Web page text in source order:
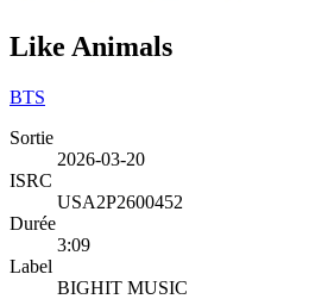
Like Animals
BTS
Sortie
2026-03-20
ISRC
USA2P2600452
Durée
3:09
Label
BIGHIT MUSIC